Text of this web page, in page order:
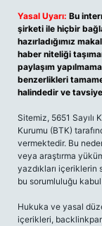
Yasal Uyarı: Bu
şirketi ile hiçbir
hazırladığımız
haber niteliği
paylaşım
benzerlikleri
halindedir ve
Sitemiz, 5651 Sayılı
Kurumu (BTK)
vermektedir. Bu
veya araştırma
yazdıkları içeriklerin
bu sorumluluğu kabul
Hukuka ve yasal
içerikleri,